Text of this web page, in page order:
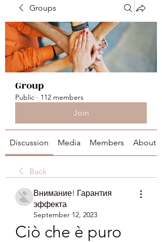
Groups
Group
Public · 112 members
Join
Discussion Media Members About
Back
Внимание! Гарантия
эффекта
September 12, 2023
Ciò che è puro